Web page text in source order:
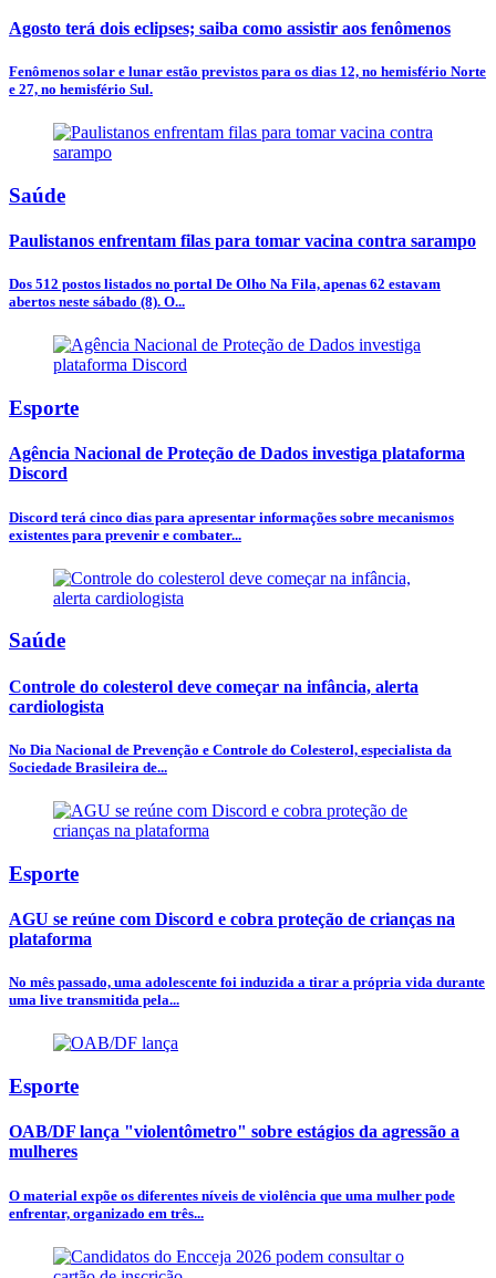
Agosto terá dois eclipses; saiba como assistir aos fenômenos
Fenômenos solar e lunar estão previstos para os dias 12, no hemisfério Norte
e 27, no hemisfério Sul.
Saúde
Paulistanos enfrentam filas para tomar vacina contra sarampo
Dos 512 postos listados no portal De Olho Na Fila, apenas 62 estavam
abertos neste sábado (8). O...
Esporte
Agência Nacional de Proteção de Dados investiga plataforma
Discord
Discord terá cinco dias para apresentar informações sobre mecanismos
existentes para prevenir e combater...
Saúde
Controle do colesterol deve começar na infância, alerta
cardiologista
No Dia Nacional de Prevenção e Controle do Colesterol, especialista da
Sociedade Brasileira de...
Esporte
AGU se reúne com Discord e cobra proteção de crianças na
plataforma
No mês passado, uma adolescente foi induzida a tirar a própria vida durante
uma live transmitida pela...
Esporte
OAB/DF lança "violentômetro" sobre estágios da agressão a
mulheres
O material expõe os diferentes níveis de violência que uma mulher pode
enfrentar, organizado em três...